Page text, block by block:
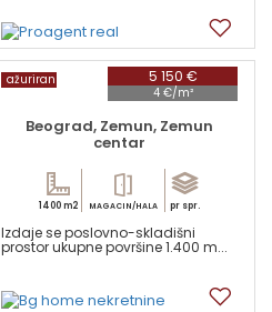
5 150 €
4 €/m²
ažuriran
Beograd, Zemun, Zemun
centar
1400 m2 MAGACIN/HALA pr spr.
Izdaje se poslovno-skladišni
prostor ukupne površine 1.400 m...